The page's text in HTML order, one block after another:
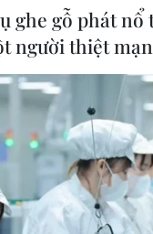
ghe gỗ phát nổ
người thiệt